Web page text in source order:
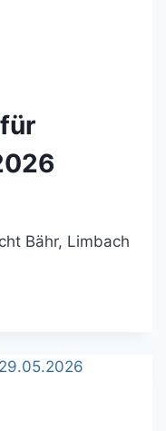
Bähr, Limbach